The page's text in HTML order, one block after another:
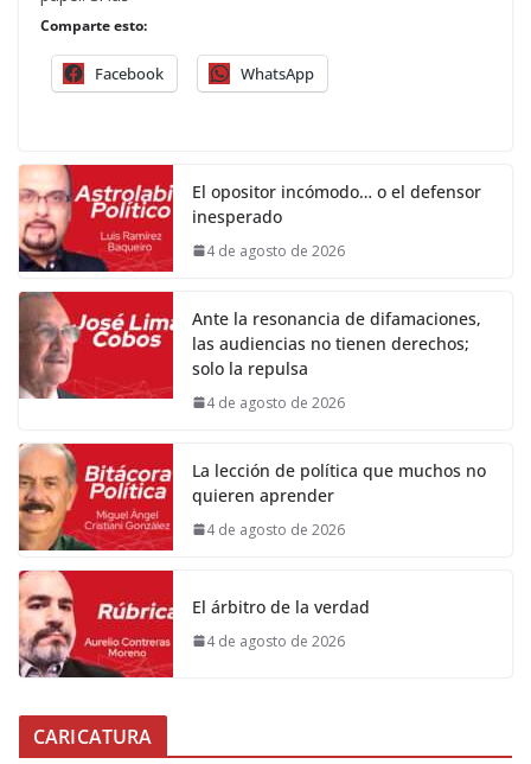
Comparte esto:
Facebook WhatsApp
El opositor incómodo… o el defensor
inesperado
4 de agosto de 2026
Ante la resonancia de difamaciones,
las audiencias no tienen derechos;
solo la repulsa
4 de agosto de 2026
La lección de política que muchos no
quieren aprender
4 de agosto de 2026
El árbitro de la verdad
4 de agosto de 2026
CARICATURA